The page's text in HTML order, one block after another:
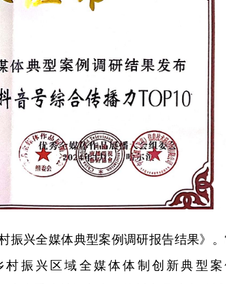
振兴全媒体典型案例调研报告结果》。
村振兴区域全媒体体制创新典型案